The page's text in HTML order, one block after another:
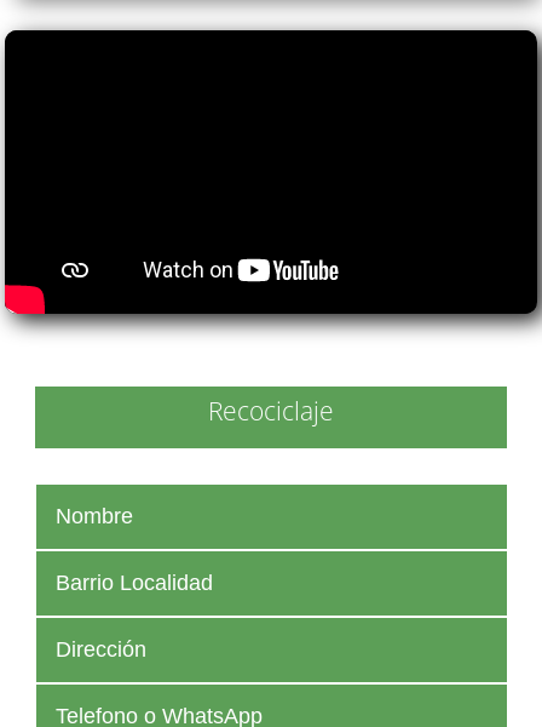
Recociclaje